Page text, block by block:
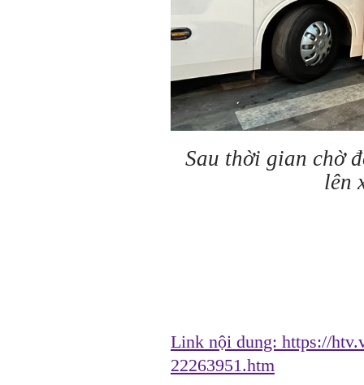
Sau thời gian chờ
lên
Link nội dung: https://
22263951.htm